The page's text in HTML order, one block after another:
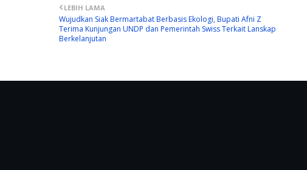
LEBIH LAMA
Wujudkan Siak Bermartabat Berbasis Ekologi, Bupati Afni Z
Terima Kunjungan UNDP dan Pemerintah Swiss Terkait Lanskap
Berkelanjutan